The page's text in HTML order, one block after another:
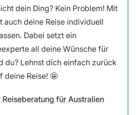
dein Ding? Kein Problem! Mit
auch deine Reise individuell
Dabei setzt ein
all deine Wünsche für
du? Lehnst dich einfach zurück
deine Reise! 🤩
für Australien